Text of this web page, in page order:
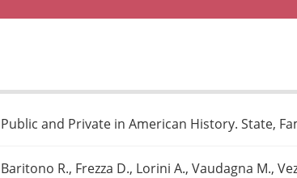
Public and Private in American History. State,
Baritono R., Frezza D., Lorini A., Vaudagna M.,